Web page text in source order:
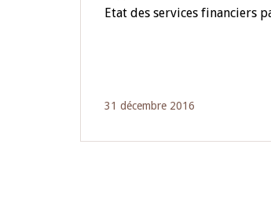
Etat des services financiers
31 décembre 2016